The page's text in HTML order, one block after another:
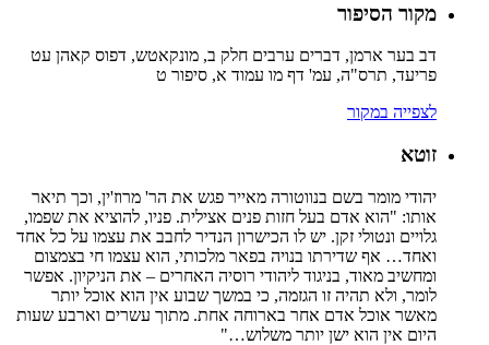
מקור הסיפור
דב בער ארמן, דברים ערבים חלק ב, מונקאטש, דפוס קאהן עט
פריעד, תרס"ה, עמ' דף מו עמוד א, סיפור ט
לצפייה במקור
זוטא
יהודי מומר בשם בנווטורה מאייר פגש את הר' מרוז'ין, וכך תיאר
אותו: "הוא אדם בעל חזות פנים אצילית. פניו, להוציא את שפמו,
גלויים ונטולי זקן. יש לו הכישרון הנדיר לחבב את עצמו על כל אחד
ואחד… אף שדירתו בנויה בפאר מלכותי, הוא עצמו חי בצמצום
ומחשיב מאוד, בניגוד ליהודי רוסיה האחרים – את הניקיון. אפשר
לומר, ולא תהיה זו הגזמה, כי במשך שבוע אין הוא אוכל יותר
מאשר אוכל אדם אחר בארוחה אחת. מתוך עשרים וארבע שעות
היום אין הוא ישן יותר משלוש…"